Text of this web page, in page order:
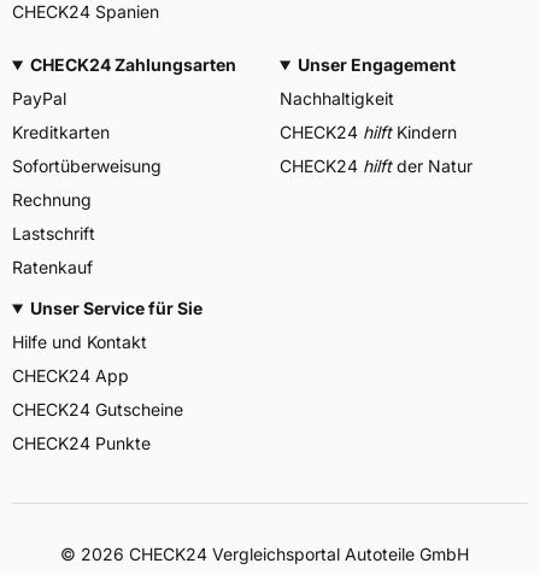
CHECK24 Spanien
CHECK24 Zahlungsarten
PayPal
Kreditkarten
Sofortüberweisung
Rechnung
Lastschrift
Ratenkauf
Unser Engagement
Nachhaltigkeit
CHECK24 hilftKindern
CHECK24 hilftder Natur
Unser Service für Sie
Hilfe und Kontakt
CHECK24 App
CHECK24 Gutscheine
CHECK24 Punkte
© 2026 CHECK24 Vergleichsportal Autoteile GmbH